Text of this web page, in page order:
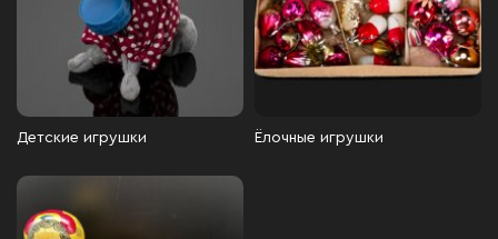
Детские игрушки Ёлочные игрушки